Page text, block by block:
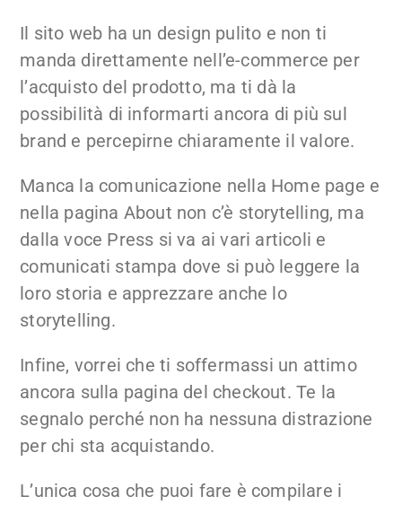
Il sito web ha un design pulito e non ti
manda direttamente nell’e-commerce per
l’acquisto del prodotto, ma ti dà la
possibilità di informarti ancora di più sul
brand e percepirne chiaramente il valore.
Manca la comunicazione nella Home page e
nella pagina About non c’è storytelling, ma
dalla voce Press si va ai vari articoli e
comunicati stampa dove si può leggere la
loro storia e apprezzare anche lo
storytelling.
Infine, vorrei che ti soffermassi un attimo
ancora sulla pagina del checkout. Te la
segnalo perché non ha nessuna distrazione
per chi sta acquistando.
L’unica cosa che puoi fare è compilare i